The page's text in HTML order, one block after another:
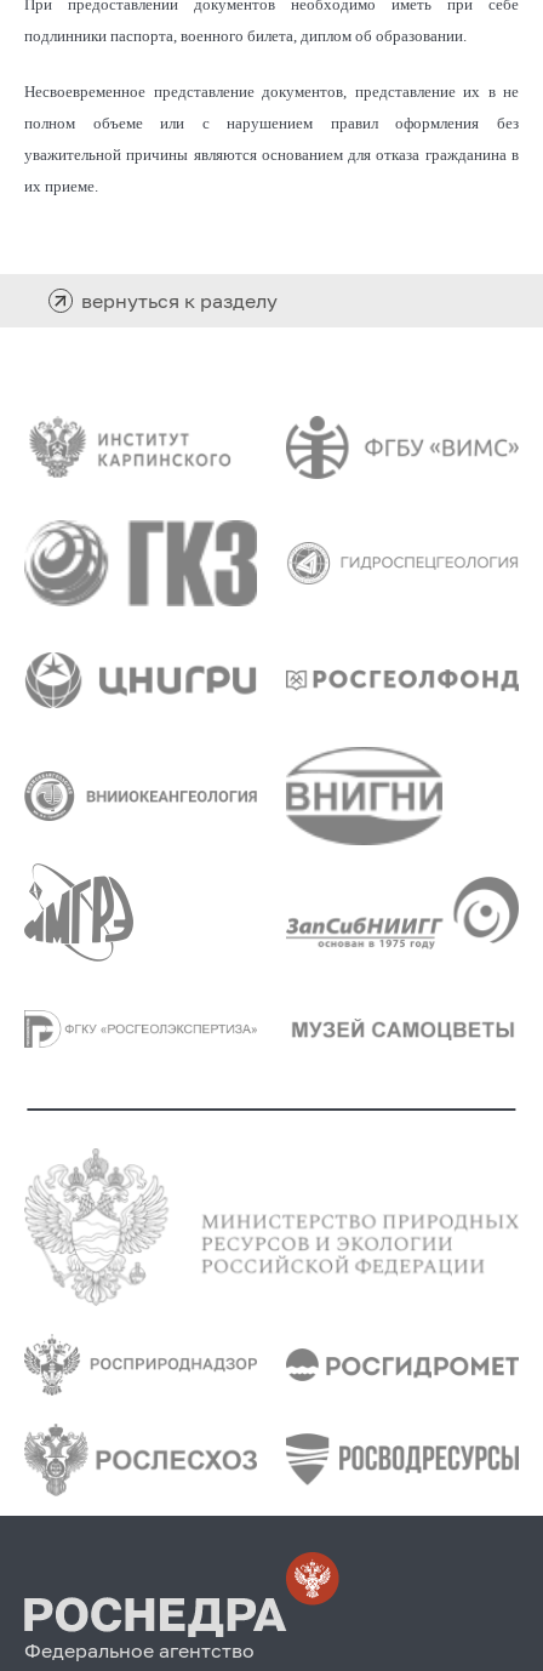
При предоставлении документов необходимо иметь при себе
подлинники паспорта, военного билета, диплом об образовании.
Несвоевременное представление документов, представление их в не
полном объеме или с нарушением правил оформления без
уважительной причины являются основанием для отказа гражданина в
их приеме.
вернуться к разделу
Федеральное агентство